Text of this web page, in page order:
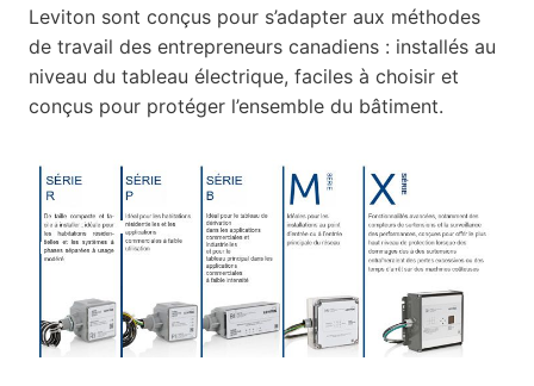
Leviton sont conçus pour s’adapter aux méthodes
de travail des entrepreneurs canadiens : installés au
niveau du tableau électrique, faciles à choisir et
conçus pour protéger l’ensemble du bâtiment.